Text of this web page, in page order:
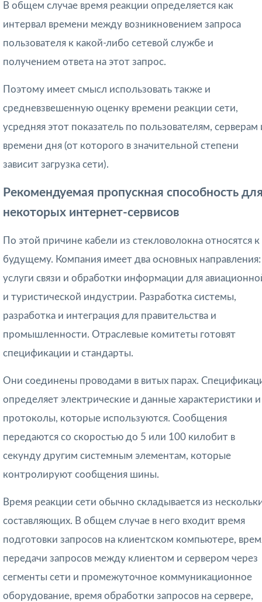
В общем случае время реакции определяется как
интервал времени между воз­никновением запроса
пользователя к какой-либо сетевой службе и
получением ответа на этот запрос.
Поэтому имеет смысл использовать также и
средневзвешенную оценку времени реакции сети,
усредняя этот показатель по пользователям, серверам
времени дня (от которого в значительной степени
зависит загрузка сети).
Рекомендуемая пропускная способность
некоторых интернет-сервисов
По этой причине кабели из стекловолокна относятся к
будущему. Компания имеет два основных направления:
услуги связи и обработки информации для
и туристической индустрии. Разработка системы,
разработка и интеграция для правительства и
промышленности. Отраслевые комитеты готовят
спецификации и стандарты.
Они соединены проводами в витых парах.
определяет электрические и данные характеристики и
протоколы, которые используются. Сообщения
передаются со скоростью до 5 или 100 килобит в
секунду другим системным элементам, которые
контролируют сообщения шины.
Время реакции сети обычно складывается из
составляющих. В об­щем случае в него входит время
подготовки запросов на клиентском компьютере,
передачи запросов между клиентом и сервером через
сегменты сети и проме­жуточное коммуникационное
оборудование, время обработки запросов на сервере,